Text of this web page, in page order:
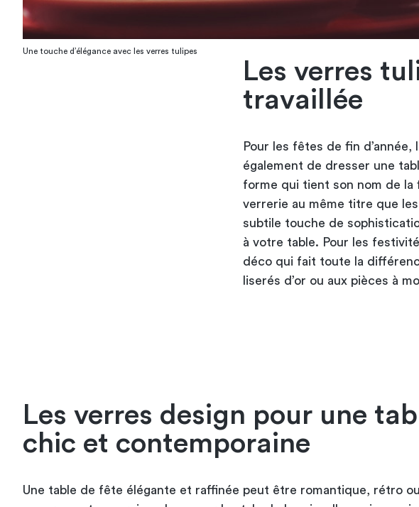
Une touche d’élégance avec les verres tulipes
Les verres
travaillée
Pour les fêtes de fin d’année,
également de dresser une
forme qui tient son nom de
verrerie au même titre que
subtile touche de
à votre table. Pour les
déco qui fait toute la
liserés d’or ou aux pièces à
Les verres design pour une
chic et contemporaine
Une table de fête élégante et raffinée peut être romantique, rétro ou